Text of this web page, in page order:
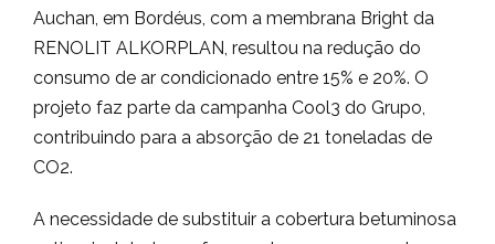
Auchan, em Bordéus, com a membrana Bright da
RENOLIT ALKORPLAN, resultou na redução do
consumo de ar condicionado entre 15% e 20%. O
projeto faz parte da campanha Cool3 do Grupo,
contribuindo para a absorção de 21 toneladas de
CO2.
A necessidade de substituir a cobertura betuminosa